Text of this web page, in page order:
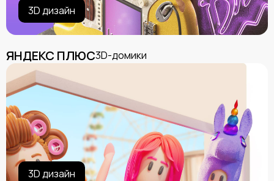
3D дизайн
ЯНДЕКС ПЛЮС3D-домики
3D дизайн